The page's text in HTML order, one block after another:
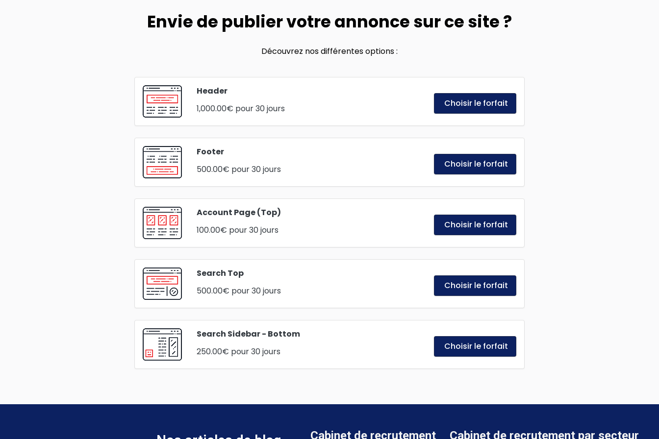
Envie de publier votre annonce sur ce site ?
Découvrez nos différentes options :
Header
1,000.00€ pour 30 jours Choisir le forfait
Footer
500.00€ pour 30 jours Choisir le forfait
Account Page (Top)
100.00€ pour 30 jours Choisir le forfait
Search Top
500.00€ pour 30 jours Choisir le forfait
Search Sidebar - Bottom
250.00€ pour 30 jours Choisir le forfait
Cabinet de recrutement Cabinet de recrutement par secteur